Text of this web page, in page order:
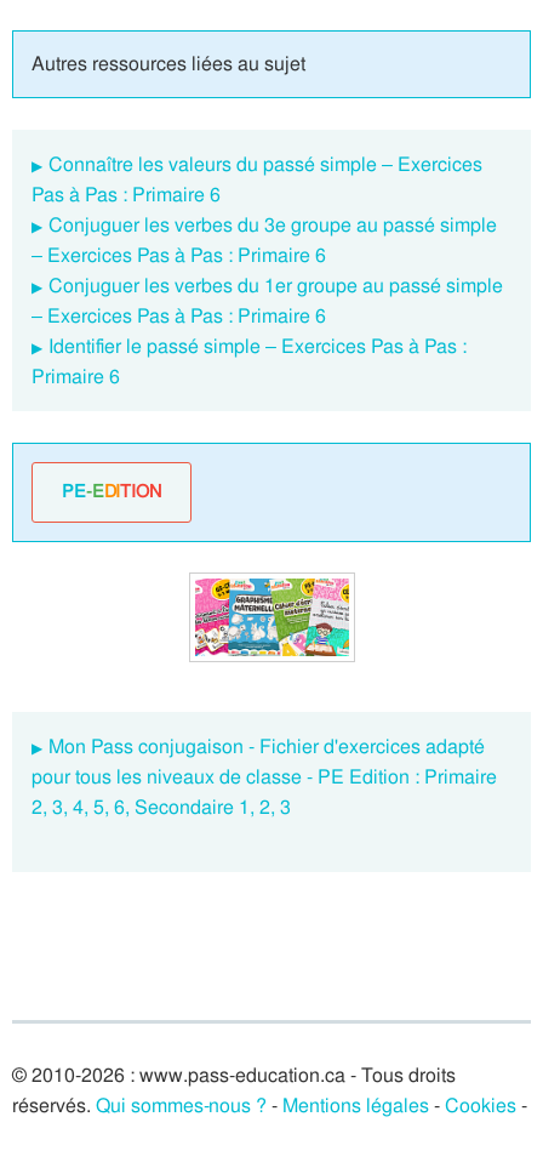
Autres ressources liées au sujet
Connaître les valeurs du passé simple – Exercices
Pas à Pas : Primaire 6
Conjuguer les verbes du 3e groupe au passé simple
– Exercices Pas à Pas : Primaire 6
Conjuguer les verbes du 1er groupe au passé simple
– Exercices Pas à Pas : Primaire 6
Identifier le passé simple – Exercices Pas à Pas :
Primaire 6
PE-EDITION
Mon Pass conjugaison - Fichier d'exercices adapté
pour tous les niveaux de classe - PE Edition : Primaire
2, 3, 4, 5, 6, Secondaire 1, 2, 3
© 2010-2026 : www.pass-education.ca - Tous droits
réservés. Qui sommes-nous ? - Mentions légales-Cookies-